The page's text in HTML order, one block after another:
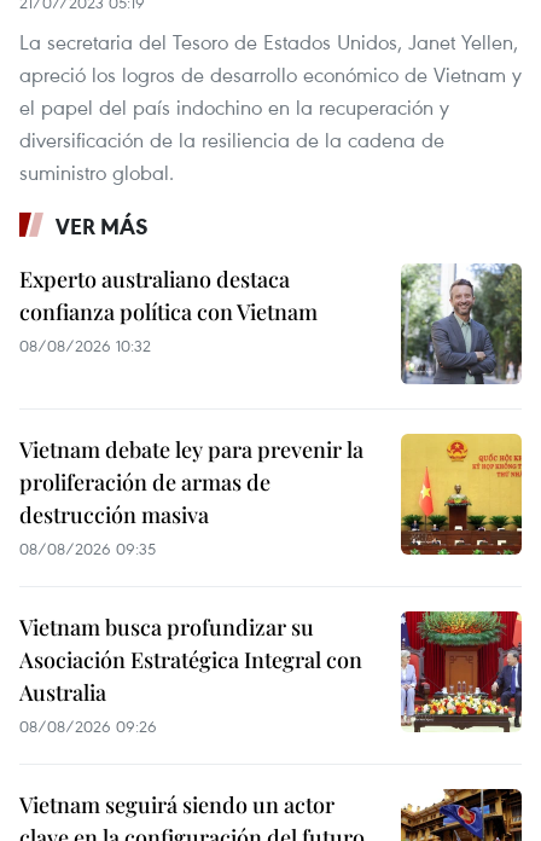
La secretaria del Tesoro de Estados Unidos, Janet Yellen,
apreció los logros de desarrollo económico de Vietnam y
el papel del país indochino en la recuperación y
diversificación de la resiliencia de la cadena de
suministro global.
VER MÁS
Experto australiano destaca
confianza política con Vietnam
08/08/2026 10:32
Vietnam debate ley para prevenir la
proliferación de armas de
destrucción masiva
08/08/2026 09:35
Vietnam busca profundizar su
Asociación Estratégica Integral con
Australia
08/08/2026 09:26
Vietnam seguirá siendo un actor